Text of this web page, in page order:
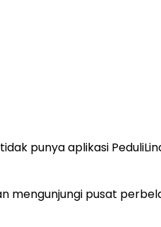
punya aplikasi
mengunjungi pusat